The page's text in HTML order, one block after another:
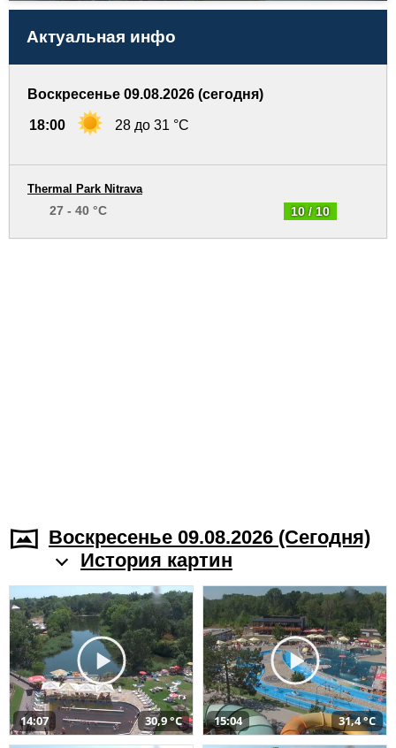
Актуальная инфо
Воскресенье 09.08.2026 (сегодня)
18:00 28 до 31 °C
10 / 10
Thermal Park Nitrava
27 - 40 °C
Воскресенье 09.08.2026 (Cегодня)
История картин
14:07 30,9 °C 15:04 31,4 °C